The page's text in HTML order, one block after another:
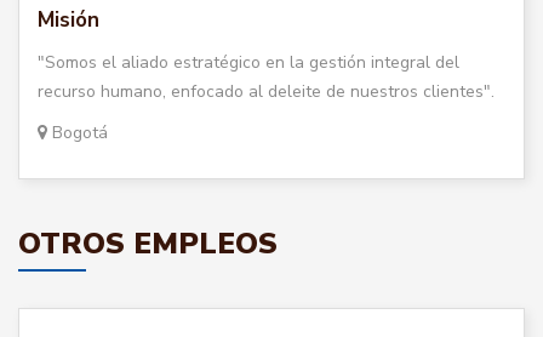
Misión
"Somos el aliado estratégico en la gestión integral del
recurso humano, enfocado al deleite de nuestros clientes".
Bogotá
OTROS EMPLEOS